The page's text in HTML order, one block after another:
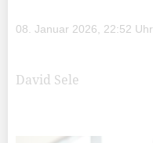
08. Januar 2026, 22:52 Uhr
David Sele